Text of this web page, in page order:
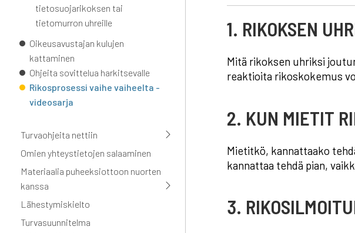
tietosuojarikoksen tai
tietomurron uhreille
Oikeusavustajan kulujen
kattaminen
Ohjeita sovittelua harkitsevalle
Rikosprosessi vaihe vaiheelta -
videosarja
Turvaohjeita nettiin
Omien yhteystietojen salaaminen
Materiaalia puheeksiottoon nuorten
kanssa
Lähestymiskielto
Turvasuunnitelma
1. RIKOKSEN
Mitä rikoksen uhriksi
reaktioita rikoskokemus
2. KUN MIETIT
Mietitkö, kannattaako
kannattaa tehdä pian,
3.